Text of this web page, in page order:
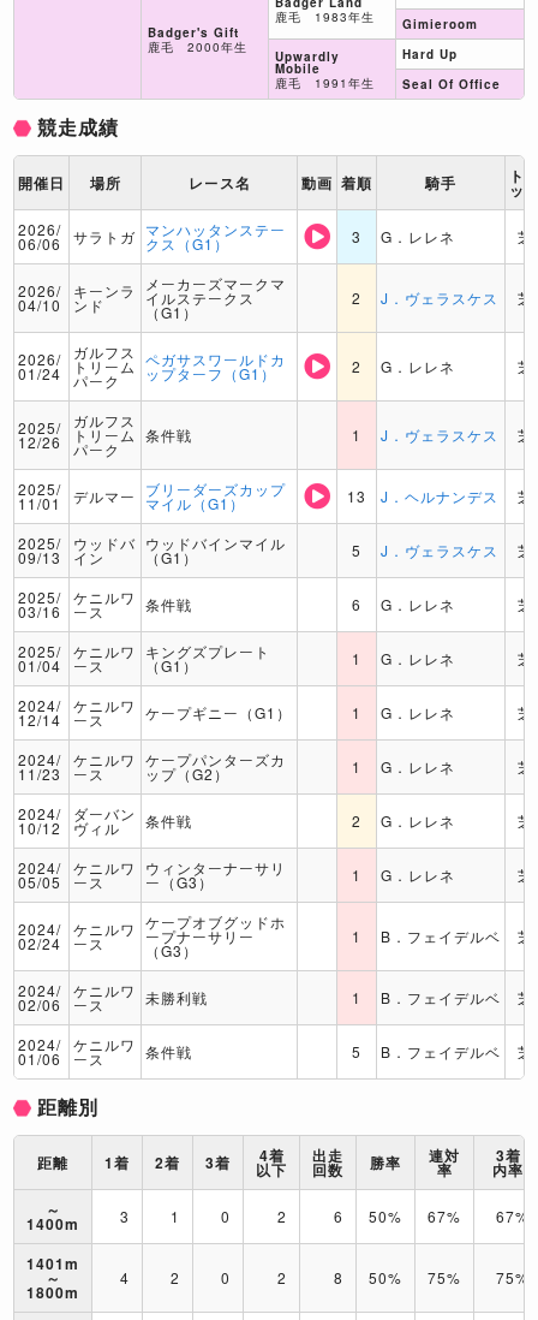
Badger's Gift
鹿毛 2000年生
鹿毛 1983年生
Upwardly
Mobile
鹿毛 1991年生
Gimieroom
Hard Up
Seal Of Office
競走成績
開催日 場所 レース名 動画 着順 騎手 ト
ッ
2026/
06/06 サラトガ マンハッタンステー
クス（G1） 3 G．レレネ 芝
2026/
04/10
キーンラ
ンド
メーカーズマークマ
イルステークス
（G1）
2 J．ヴェラスケス 芝
2026/
01/24
ガルフス
トリーム
パーク
ペガサスワールドカ
ップターフ（G1） 2 G．レレネ 芝
2025/
12/26
ガルフス
トリーム
パーク
条件戦 1 J．ヴェラスケス 芝
2025/
11/01 デルマー ブリーダーズカップ
マイル（G1） 13 J．ヘルナンデス 芝
2025/
09/13
ウッドバ
イン
ウッドバインマイル
（G1） 5 J．ヴェラスケス 芝
2025/
03/16
ケニルワ
ース 条件戦 6 G．レレネ 芝
2025/
01/04
ケニルワ
ース
キングズプレート
（G1） 1 G．レレネ 芝
2024/
12/14
ケニルワ
ース ケープギニー（G1） 1 G．レレネ 芝
2024/
11/23
ケニルワ
ース
ケープパンターズカ
ップ（G2） 1 G．レレネ 芝
2024/
10/12
ダーバン
ヴィル 条件戦 2 G．レレネ 芝
2024/
05/05
ケニルワ
ース
ウィンターナーサリ
ー（G3） 1 G．レレネ 芝
2024/
02/24
ケニルワ
ース
ケープオブグッドホ
ープナーサリー
（G3）
1 B．フェイデルベ 芝
2024/
02/06
ケニルワ
ース 未勝利戦 1 B．フェイデルベ 芝
2024/
01/06
ケニルワ
ース 条件戦 5 B．フェイデルベ 芝
距離別
距離 1着 2着 3着 4着
以下
出走
回数 勝率 連対
率
3着
内率
～
1400m 3 1 0 2 6 50% 67% 67%
1401m
～
1800m
4 2 0 2 8 50% 75% 75%